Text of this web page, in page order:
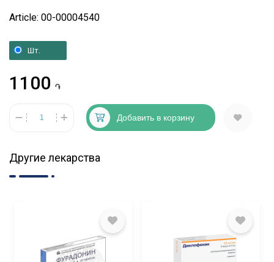
Article: 00-00004540
Шт.
1100 ֏
Добавить в корзину
Другие лекарства